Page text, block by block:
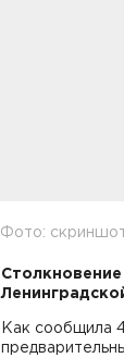
Фото:
Как сообщила